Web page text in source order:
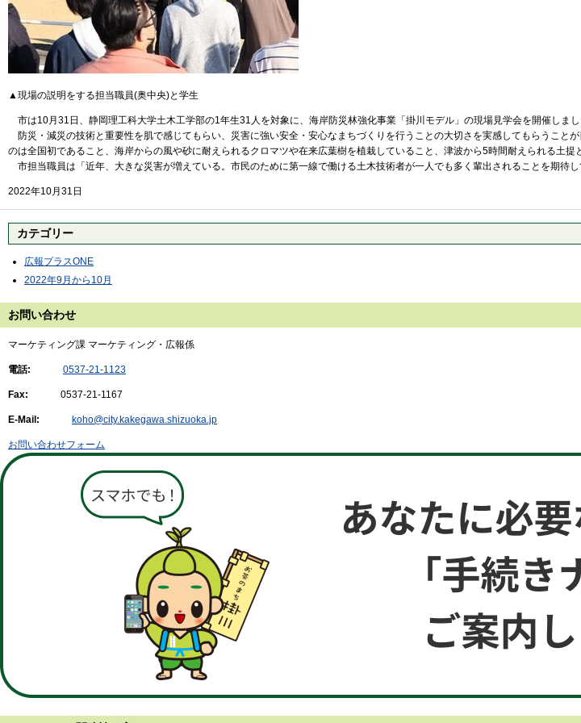
▲現場の説明をする担当職員(奥中央)と学生
市は10月31日、静岡理工科大学土木工学部の1年生31人を対象に、海岸防災林強化事業「掛川モデル」の現場見学会を開催しまし
防災・減災の技術と重要性を肌で感じてもらい、災害に強い安全・安心なまちづくりを行うことの大切さを実感してもらうこ
のは全国初であること、海岸からの風や砂に耐えられるクロマツや在来広葉樹を植栽していること、津波から5時間耐えられる土提
市担当職員は「近年、大きな災害が増えている。市民のために第一線で働ける土木技術者が一人でも多く輩出されることを期待し
2022年10月31日
カテゴリー
広報プラスONE
2022年9月から10月
お問い合わせ
マーケティング課 マーケティング・広報係
電話: 0537-21-1123
Fax: 0537-21-1167
E-Mail: koho@city.kakegawa.shizuoka.jp
お問い合わせフォーム